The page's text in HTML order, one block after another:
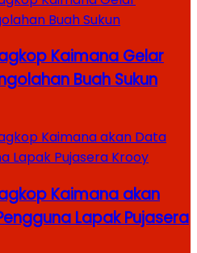
Kaimana Gelar
Buah Sukun
Kaimana akan
Lapak Pujasera